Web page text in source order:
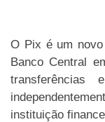
O Pix é um novo
Banco Central
transferências
instituição